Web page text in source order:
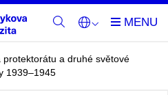
protektorátu a druhé světové
1939–1945